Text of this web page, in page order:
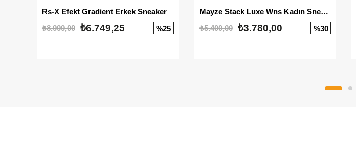
Rs-X Efekt Gradient Erkek Sneaker
₺8.999,00 ₺6.749,25 %25
Mayze Stack Luxe Wns Kadın Sneaker
₺5.400,00
₺3.780,00 %30